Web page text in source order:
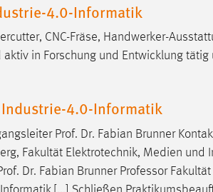
4.0-Informatik
CNC-Fräse, Handwerker-
aktiv in Forschung und Entwicklung
4.0-Informatik
Prof. Dr. Fabian Brunner
Fakultät Elektrotechnik, Medien und
Dr. Fabian Brunner ProfessorFakultät